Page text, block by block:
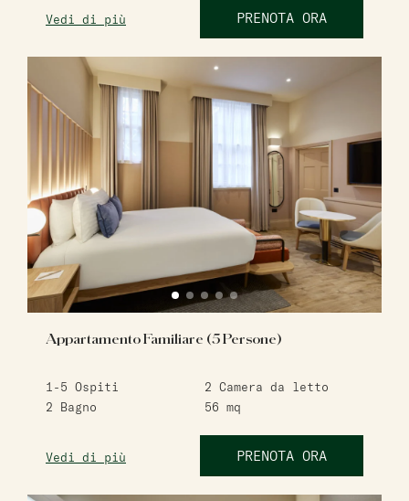
Vedi di più PRENOTA ORA
Appartamento Familiare (5 Persone)
1-5 Ospiti 2 Camera da letto
2 Bagno 56 mq
Vedi di più PRENOTA ORA